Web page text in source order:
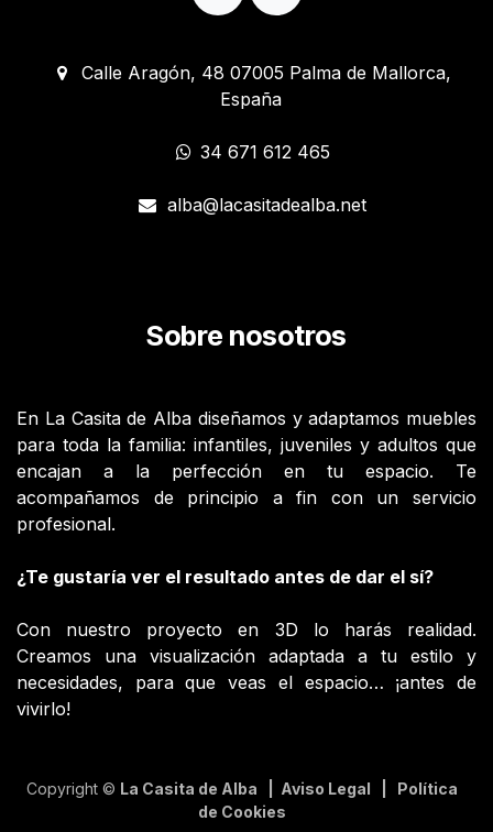
Calle Aragón, 48 07005 Palma de Mallorca,
España
34 671 612 465
alba@lacasitadealba.net
Sobre nosotros
En La Casita de Alba diseñamos y adaptamos muebles
para toda la familia: infantiles, juveniles y adultos que
encajan a la perfección en tu espacio. Te
acompañamos de principio a fin con un servicio
profesional.
¿Te gustaría ver el resultado antes de dar el sí?
Con nuestro proyecto en 3D lo harás realidad.
Creamos una visualización adaptada a tu estilo y
necesidades, para que veas el espacio… ¡antes de
vivirlo!
Copyright © La Casita de Alba | Aviso Legal | Política
de Cookies